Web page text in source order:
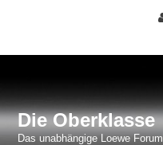
Die Oberklasse
Das unabhängige Loewe Forum